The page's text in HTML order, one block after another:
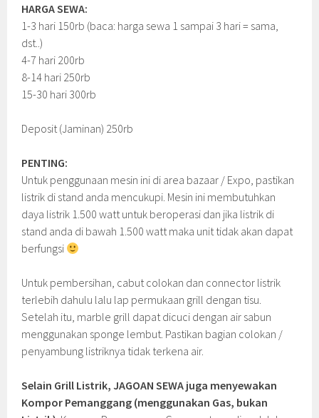
HARGA SEWA:
1-3 hari 150rb (baca: harga sewa 1 sampai 3 hari = sama,
dst..)
4-7 hari 200rb
8-14 hari 250rb
15-30 hari 300rb
Deposit (Jaminan) 250rb
PENTING:
Untuk penggunaan mesin ini di area bazaar / Expo, pastikan
listrik di stand anda mencukupi. Mesin ini membutuhkan
daya listrik 1.500 watt untuk beroperasi dan jika listrik di
stand anda di bawah 1.500 watt maka unit tidak akan dapat
berfungsi
Untuk pembersihan, cabut colokan dan connector listrik
terlebih dahulu lalu lap permukaan grill dengan tisu.
Setelah itu, marble grill dapat dicuci dengan air sabun
menggunakan sponge lembut. Pastikan bagian colokan /
penyambung listriknya tidak terkena air.
Selain Grill Listrik, JAGOAN SEWA juga menyewakan
Kompor Pemanggang (menggunakan Gas, bukan